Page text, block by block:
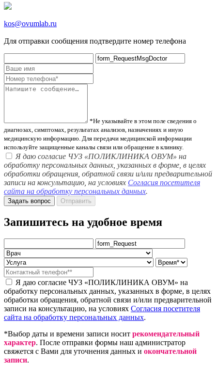
kos@ovumlab.ru
Для отправки сообщения подтвердите номер телефона
*Не указывайте в этом поле сведения о
диагнозах, симптомах, результатах анализов, назначениях и иную
медицинскую информацию. Для передачи медицинской информации
используйте защищенные каналы связи или обращение в клинику.
Я даю согласие ЧУЗ «ПОЛИКЛИНИКА ОВУМ» на
обработку персональных данных, указанных в форме, в целях
обработки обращения, обратной связи и/или предварительной
записи на консультацию, на условиях Согласия посетителя
сайта на обработку персональных данных.
Задать вопрос Отправить
Запишитесь на удобное время
Я даю согласие ЧУЗ «ПОЛИКЛИНИКА ОВУМ» на
обработку персональных данных, указанных в форме, в целях
обработки обращения, обратной связи и/или предварительной
записи на консультацию, на условиях Согласия посетителя
сайта на обработку персональных данных.
*Выбор даты и времени записи носит рекомендательный
характер. После отправки формы наш администратор
свяжется с Вами для уточнения данных и окончательной
записи.